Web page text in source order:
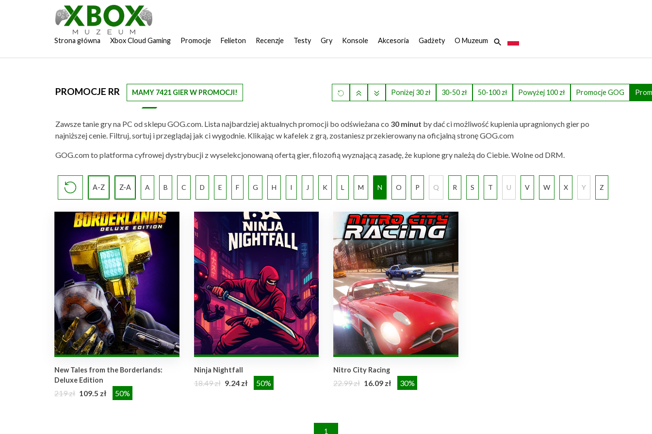
Strona główna Xbox Cloud Gaming Promocje Felieton Recenzje Testy Gry Konsole Akcesoria Gadżety O Muzeum
PROMOCJE RR MAMY 7421 GIER W PROMOCJI! Poniżej 30 zł 30-50 zł 50-100 zł Powyżej 100 zł Promocje GOG
Zawsze tanie gry na PC od sklepu GOG.com. Lista najbardziej aktualnych promocji bo odświeżana co 30 minut by dać ci możliwość kupienia upragnionych gier po
najniższej cenie. Filtruj, sortuj i przeglądaj jak ci wygodnie. Klikając w kafelek z grą, zostaniesz przekierowany na oficjalną stronę GOG.com
GOG.com to platforma cyfrowej dystrybucji z wyselekcjonowaną ofertą gier, filozofią wyznającą zasadę, że kupione gry należą do Ciebie. Wolne od DRM.
A-Z Z-A A B C D E F G H I J K L M N O P Q R S T U V W X Y Z
New Tales from the Borderlands:
Deluxe Edition
219 zł 109.5 zł 50%
Ninja Nightfall
18.49 zł 9.24 zł 50%
Nitro City Racing
22.99 zł 16.09 zł 30%
1